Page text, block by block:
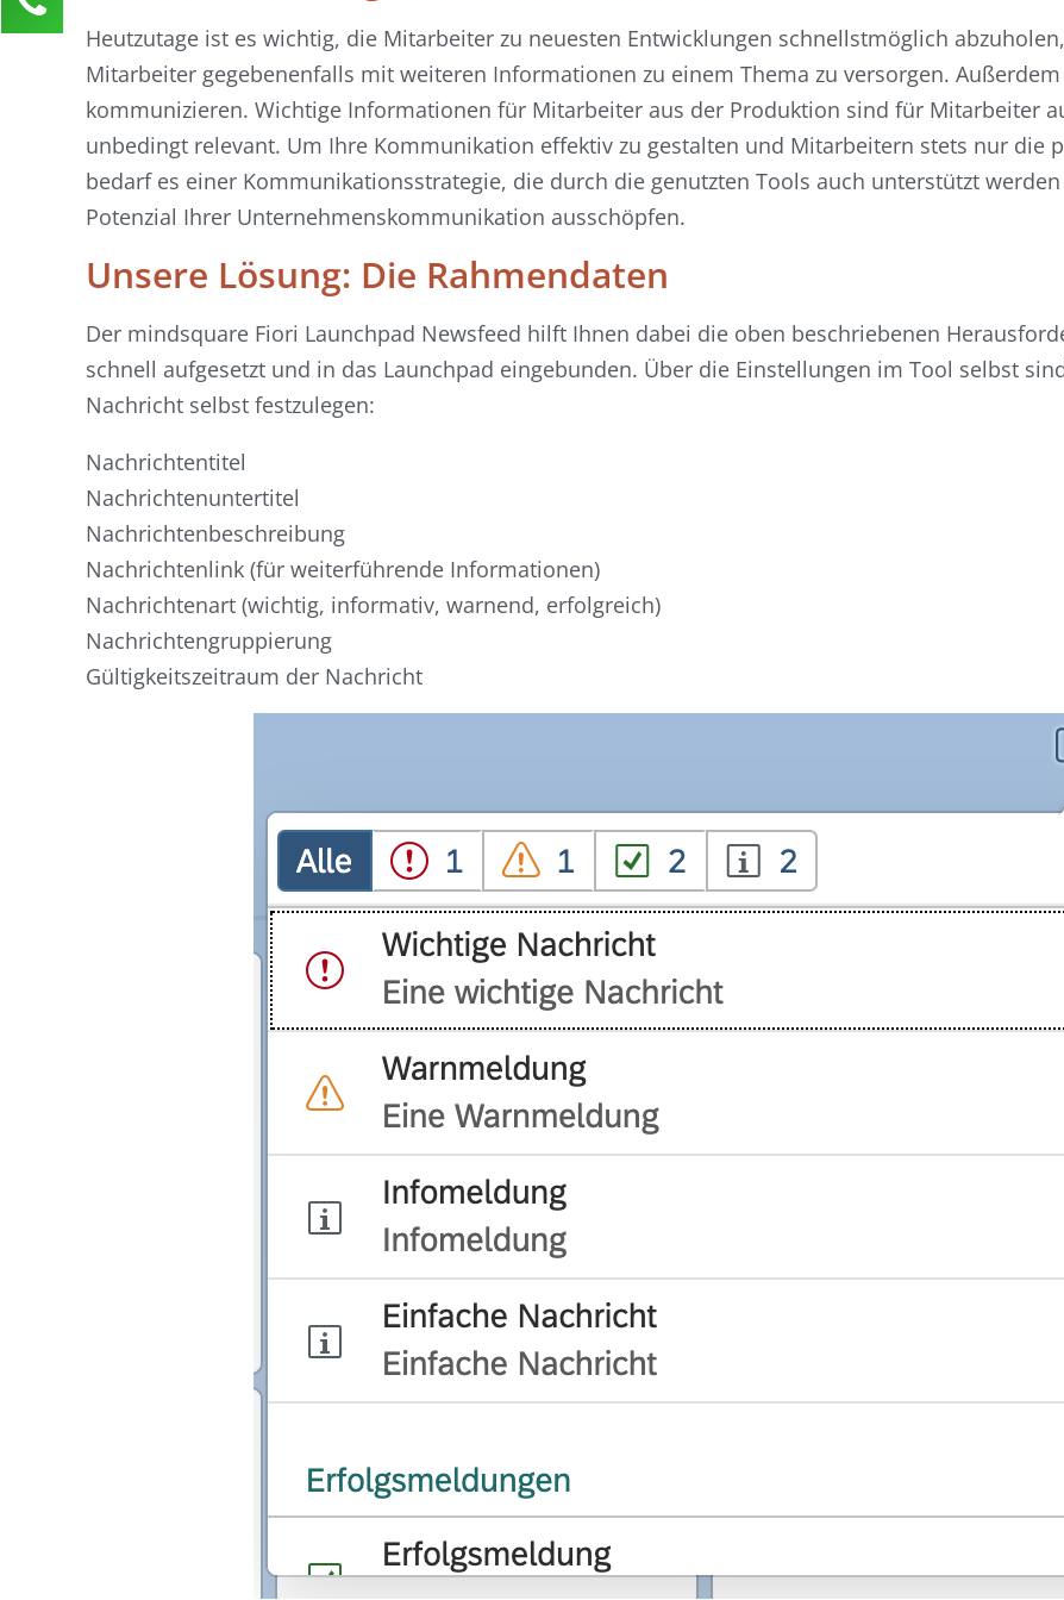
Heutzutage ist es wichtig, die Mitarbeiter zu neuesten Entwicklungen schnellstmöglich
Mitarbeiter gegebenenfalls mit weiteren Informationen zu einem Thema zu versorgen.
kommunizieren. Wichtige Informationen für Mitarbeiter aus der Produktion sind für Mitarbeiter
unbedingt relevant. Um Ihre Kommunikation effektiv zu gestalten und Mitarbeitern stets nur die
bedarf es einer Kommunikationsstrategie, die durch die genutzten Tools auch unterstützt
Potenzial Ihrer Unternehmenskommunikation ausschöpfen.
Unsere Lösung: Die Rahmendaten
Der mindsquare Fiori Launchpad Newsfeed hilft Ihnen dabei die oben beschriebenen
schnell aufgesetzt und in das Launchpad eingebunden. Über die Einstellungen im Tool selbst
Nachricht selbst festzulegen:
Nachrichtentitel
Nachrichtenuntertitel
Nachrichtenbeschreibung
Nachrichtenlink (für weiterführende Informationen)
Nachrichtenart (wichtig, informativ, warnend, erfolgreich)
Nachrichtengruppierung
Gültigkeitszeitraum der Nachricht
Nadja Messer
Kundenservice
0211 946 285 72-45
nadja.messer@activate-hr.de
Ihre Anfrage